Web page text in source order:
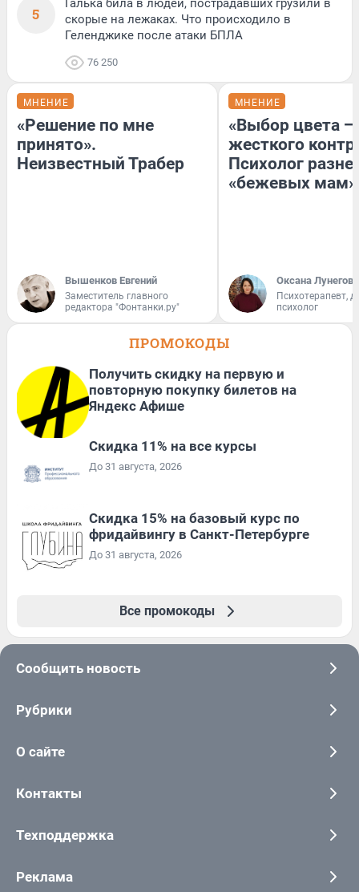
5
Галька била в людей, пострадавших грузили в
скорые на лежаках. Что происходило в
Геленджике после атаки БПЛА
76 250
МНЕНИЕ
«Решение по мне
принято».
Неизвестный Трабер
Вышенков Евгений
Заместитель главного
редактора "Фонтанки.ру"
МНЕНИЕ
«Выбор цвета —
жесткого
Психолог
«бежевых мам»
Оксана Лунегова
Психотерапевт,
психолог
ПРОМОКОДЫ
Получить скидку на первую и
повторную покупку билетов на
Яндекс Афише
Скидка 11% на все курсы
До 31 августа, 2026
Скидка 15% на базовый курс по
фридайвингу в Санкт-Петербурге
До 31 августа, 2026
Все промокоды
Сообщить новость
Рубрики
О сайте
Контакты
Техподдержка
Реклама